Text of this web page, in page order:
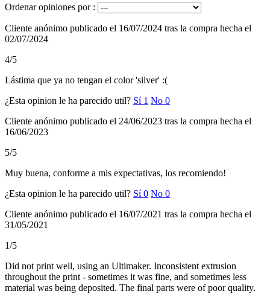
Ordenar opiniones por :
Cliente anónimo publicado el 16/07/2024 tras la compra hecha el
02/07/2024
4/5
Lástima que ya no tengan el color 'silver' :(
¿Esta opinion le ha parecido util? Sí 1 No 0
Cliente anónimo publicado el 24/06/2023 tras la compra hecha el
16/06/2023
5/5
Muy buena, conforme a mis expectativas, los recomiendo!
¿Esta opinion le ha parecido util? Sí0 No 0
Cliente anónimo publicado el 16/07/2021 tras la compra hecha el
31/05/2021
1/5
Did not print well, using an Ultimaker. Inconsistent extrusion
throughout the print - sometimes it was fine, and sometimes less
material was being deposited. The final parts were of poor quality.